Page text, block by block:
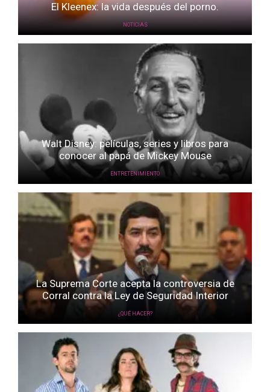
El Kleenex: la vida después del porno.
NOTICIAS
Walt Disney: películas, series y libros para
conocer al papá de Mickey Mouse
ENTRETENIMIENTO
La Suprema Corte acepta la controversia de
Corral contra la Ley de Seguridad Interior
¿QUÉ HACER?